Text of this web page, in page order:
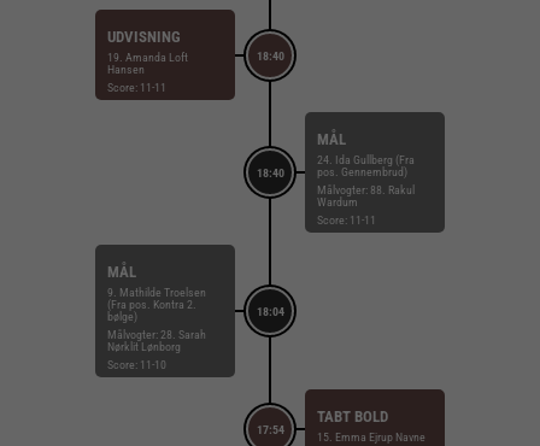
18:40
UDVISNING
19. Amanda Loft
Hansen
Score: 11-11
18:40
MÅL
24. Ida Gullberg (Fra
pos. Gennembrud)
Målvogter: 88. Rakul
Wardum
Score: 11-11
18:04
MÅL
9. Mathilde Troelsen
(Fra pos. Kontra 2.
bølge)
Målvogter: 28. Sarah
Nørklit Lønborg
Score: 11-10
17:54
TABT BOLD
15. Emma Ejrup Navne